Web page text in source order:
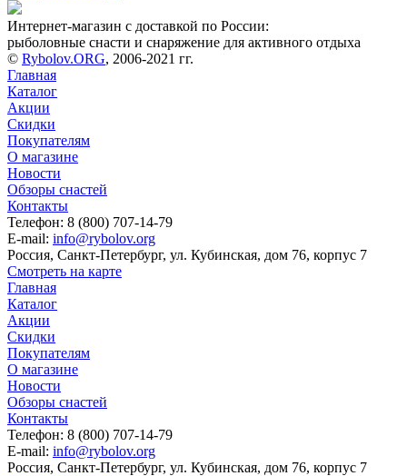
Интернет-магазин с доставкой по России:
рыболовные снасти и снаряжение для активного отдыха
© Rybolov.ORG, 2006-2021 гг.
Главная
Каталог
Акции
Скидки
Покупателям
О магазине
Новости
Обзоры снастей
Контакты
Телефон: 8 (800) 707-14-79
E-mail: info@rybolov.org
Россия, Санкт-Петербург, ул. Кубинская, дом 76, корпус 7
Смотреть на карте
Главная
Каталог
Акции
Скидки
Покупателям
О магазине
Новости
Обзоры снастей
Контакты
Телефон: 8 (800) 707-14-79
E-mail: info@rybolov.org
Россия, Санкт-Петербург, ул. Кубинская, дом 76, корпус 7